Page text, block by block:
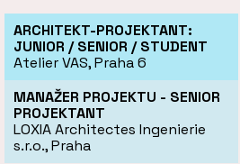
ARCHITEKT-PROJEKTANT:
JUNIOR / SENIOR / STUDENT
Atelier VAS, Praha 6
MANAŽER PROJEKTU - SENIOR
PROJEKTANT
LOXIA Architectes Ingenierie
s.r.o., Praha